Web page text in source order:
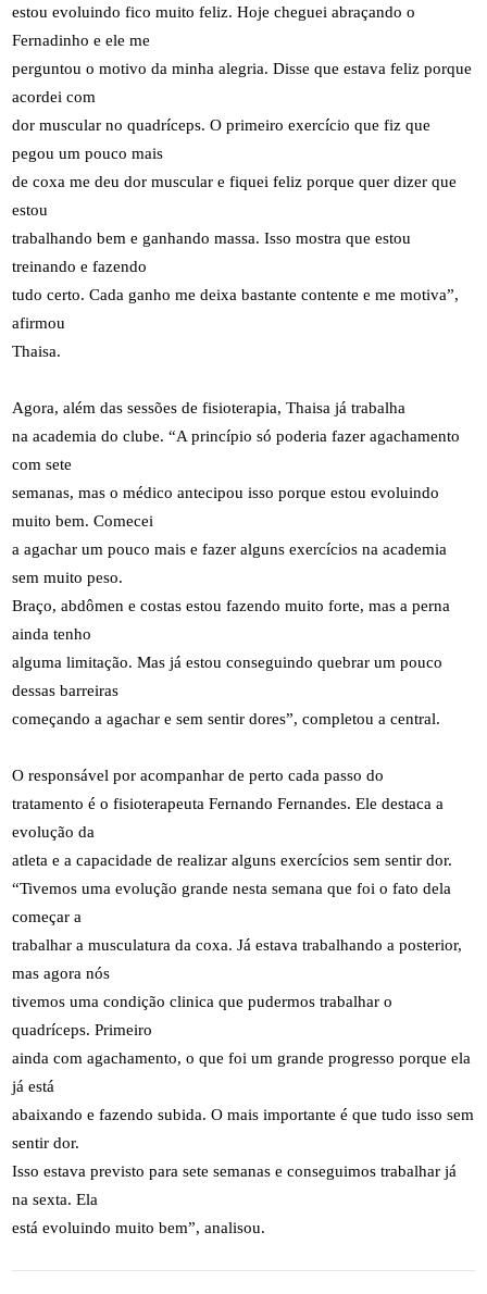
estou evoluindo fico muito feliz. Hoje cheguei abraçando o
Fernadinho e ele me
perguntou o motivo da minha alegria. Disse que estava feliz porque
acordei com
dor muscular no quadríceps. O primeiro exercício que fiz que
pegou um pouco mais
de coxa me deu dor muscular e fiquei feliz porque quer dizer que
estou
trabalhando bem e ganhando massa. Isso mostra que estou
treinando e fazendo
tudo certo. Cada ganho me deixa bastante contente e me motiva”,
afirmou
Thaisa.
Agora, além das sessões de fisioterapia, Thaisa já trabalha
na academia do clube. “A princípio só poderia fazer agachamento
com sete
semanas, mas o médico antecipou isso porque estou evoluindo
muito bem. Comecei
a agachar um pouco mais e fazer alguns exercícios na academia
sem muito peso.
Braço, abdômen e costas estou fazendo muito forte, mas a perna
ainda tenho
alguma limitação. Mas já estou conseguindo quebrar um pouco
dessas barreiras
começando a agachar e sem sentir dores”, completou a central.
O responsável por acompanhar de perto cada passo do
tratamento é o fisioterapeuta Fernando Fernandes. Ele destaca a
evolução da
atleta e a capacidade de realizar alguns exercícios sem sentir dor.
“Tivemos uma evolução grande nesta semana que foi o fato dela
começar a
trabalhar a musculatura da coxa. Já estava trabalhando a posterior,
mas agora nós
tivemos uma condição clinica que pudermos trabalhar o
quadríceps. Primeiro
ainda com agachamento, o que foi um grande progresso porque ela
já está
abaixando e fazendo subida. O mais importante é que tudo isso sem
sentir dor.
Isso estava previsto para sete semanas e conseguimos trabalhar já
na sexta. Ela
está evoluindo muito bem”, analisou.